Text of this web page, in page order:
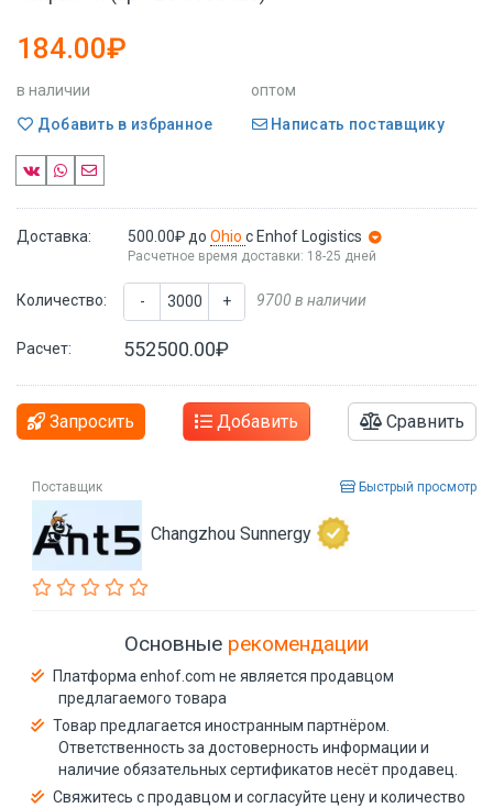
184.00₽
в наличии
оптом
Добавить в избранное
Написать поставщику
Доставка: 500.00₽ до Ohio с Enhof Logistics
Расчетное время доставки: 18-25 дней
Количество: - + 9700 в наличии
Расчет: 552500.00₽
Запросить Добавить Сравнить
Поставщик Быстрый просмотр
Changzhou Sunnergy
Основные рекомендации
Платформа enhof.com не является продавцом
предлагаемого товара
Товар предлагается иностранным партнёром.
Ответственность за достоверность информации и
наличие обязательных сертификатов несёт продавец.
Свяжитесь с продавцом и согласуйте цену и количество